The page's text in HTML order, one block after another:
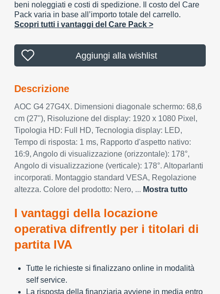
beni noleggiati e costi di spedizione. Il costo del Care
Pack varia in base all’importo totale del carrello.
Scopri tutti i vantaggi del Care Pack >
Aggiungi alla wishlist
Descrizione
AOC G4 27G4X. Dimensioni diagonale schermo: 68,6
cm (27"), Risoluzione del display: 1920 x 1080 Pixel,
Tipologia HD: Full HD, Tecnologia display: LED,
Tempo di risposta: 1 ms, Rapporto d'aspetto nativo:
16:9, Angolo di visualizzazione (orizzontale): 178°,
Angolo di visualizzazione (verticale): 178°. Altoparlanti
incorporati. Montaggio standard VESA, Regolazione
altezza. Colore del prodotto: Nero, ... Mostra tutto
I vantaggi della locazione
operativa difrently per i titolari di
partita IVA
Tutte le richieste si finalizzano online in modalità
self service.
La risposta della finanziaria avviene in media entro